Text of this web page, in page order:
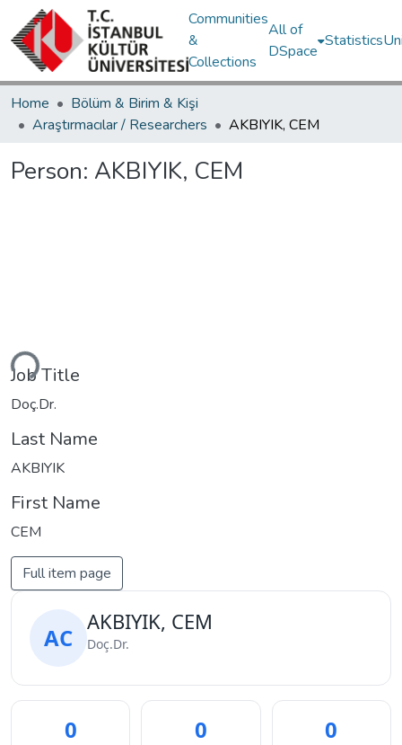
Communities
&
Collections
All of
DSpace
Statistics
Home
Bölüm & Birim & Kişi
Araştırmacılar / Researchers
AKBIYIK, CEM
Person: AKBIYIK, CEM
Loading...
Job Title
Doç.Dr.
Last Name
AKBIYIK
First Name
CEM
Full item page
AC
AKBIYIK, CEM
Doç.Dr.
0 0 0